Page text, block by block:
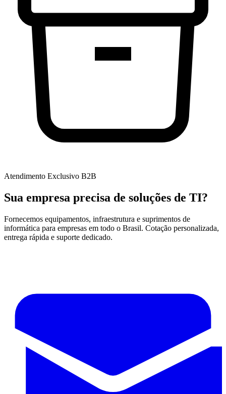
Atendimento Exclusivo B2B
Sua empresa precisa de soluções de TI?
Fornecemos equipamentos, infraestrutura e suprimentos de
informática para empresas em todo o Brasil. Cotação personalizada,
entrega rápida e suporte dedicado.